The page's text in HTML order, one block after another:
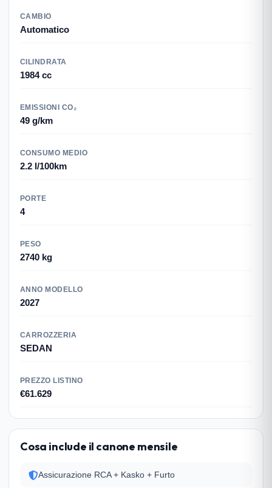
CAMBIO
Automatico
CILINDRATA
1984 cc
EMISSIONI CO₂
49 g/km
CONSUMO MEDIO
2.2 l/100km
PORTE
4
PESO
2740 kg
ANNO MODELLO
2027
CARROZZERIA
SEDAN
PREZZO LISTINO
€61.629
Cosa include il canone mensile
Assicurazione RCA + Kasko + Furto